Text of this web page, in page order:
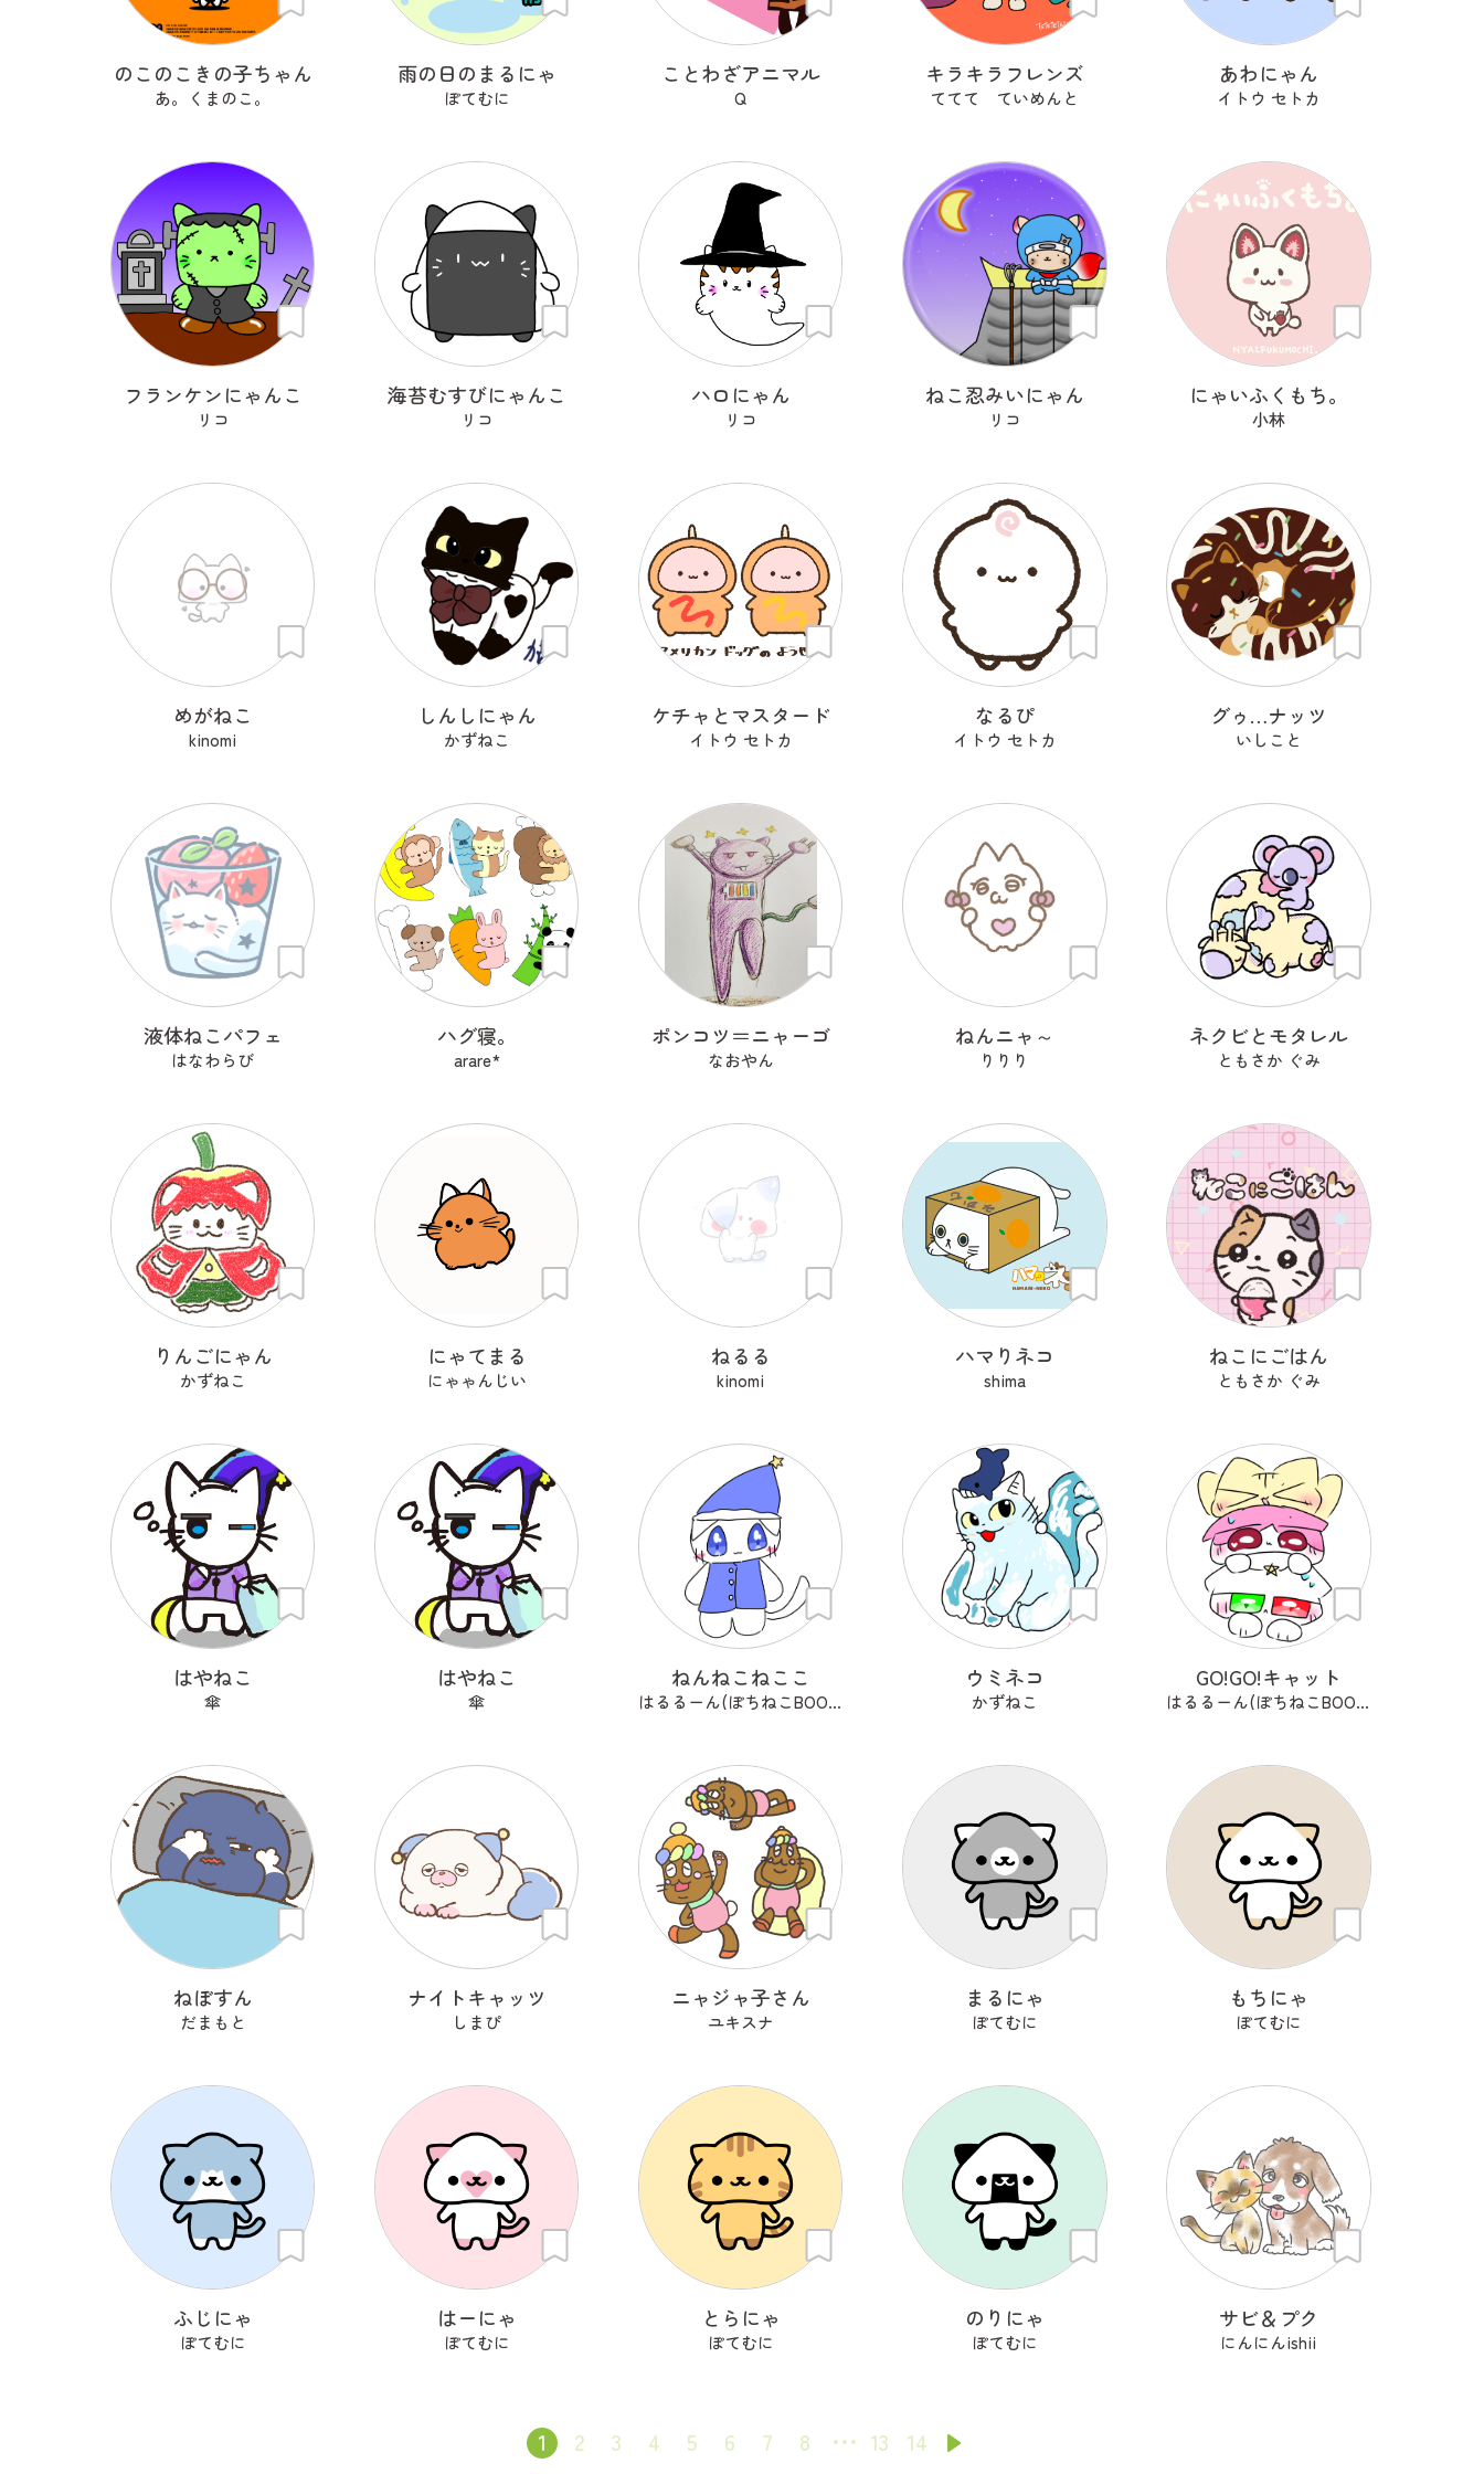
のこのこきの子ちゃん
あ。くまのこ。
雨の日のまるにゃ
ぽてむに
ことわざアニマル
Q
キラキラフレンズ
ててて ていめんと
あわにゃん
イトウ セトカ
フランケンにゃんこ
リコ
海苔むすびにゃんこ
リコ
ハロにゃん
リコ
ねこ忍みいにゃん
リコ
にゃいふくもち。
小林
めがねこ
kinomi
しんしにゃん
かずねこ
ケチャとマスタード
イトウ セトカ
なるぴ
イトウ セトカ
グゥ…ナッツ
いしこと
液体ねこパフェ
はなわらび
ハグ寝。
arare*
ポンコツ＝ニャーゴ
なおやん
ねんニャ～
りりり
ネクビとモタレル
ともさか ぐみ
りんごにゃん
かずねこ
にゃてまる
にゃゃんじい
ねるる
kinomi
ハマりネコ
shima
ねこにごはん
ともさか ぐみ
はやねこ
傘
はやねこ
傘
ねんねこねここ
はるるーん(ぽちねこBOOKS)
ウミネコ
かずねこ
GO!GO!キャット
はるるーん(ぽちねこBOOKS)
ねぼすん
だまもと
ナイトキャッツ
しまぴ
ニャジャ子さん
ユキスナ
まるにゃ
ぽてむに
もちにゃ
ぽてむに
ふじにゃ
ぽてむに
はーにゃ
ぽてむに
とらにゃ
ぽてむに
のりにゃ
ぽてむに
サビ＆プク
にんにんishii
1 2 3 4 5 6 7 8 13 14